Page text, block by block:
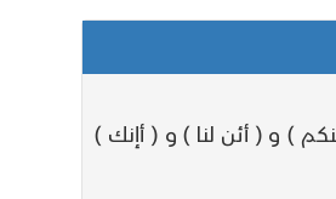
أن كان } بالخبر وكذلك ( أئنكم ) و ( أئن لنا ) و ( أإنك )